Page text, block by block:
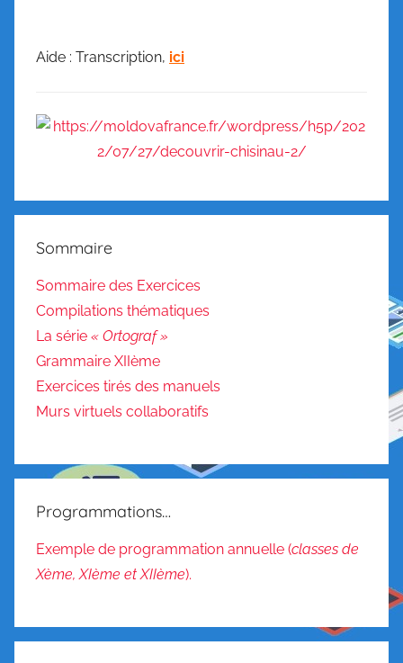
Aide : Transcription, ici
Sommaire
Sommaire des Exercices
Compilations thématiques
La série « Ortograf »
Grammaire XIIème
Exercices tirés des manuels
Murs virtuels collaboratifs
Programmations…
Exemple de programmation annuelle (classes de
Xème, XIème et XIIème).